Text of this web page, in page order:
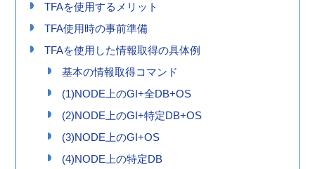
TFAを使用するメリット
TFA使用時の事前準備
TFAを使用した情報取得の具体例
基本の情報取得コマンド
(1)NODE上のGI+全DB+OS
(2)NODE上のGI+特定DB+OS
(3)NODE上のGI+OS
(4)NODE上の特定DB